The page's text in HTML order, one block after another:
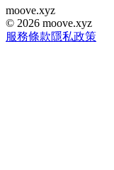
moove.xyz
© 2026 moove.xyz
服務條款隱私政策